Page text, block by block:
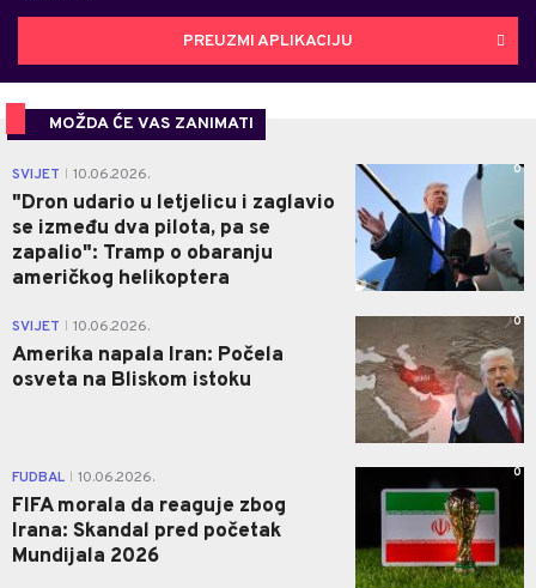
PREUZMI APLIKACIJU
MOŽDA ĆE VAS ZANIMATI
SVIJET 10.06.2026.
"Dron udario u letjelicu i zaglavio
se između dva pilota, pa se
zapalio": Tramp o obaranju
američkog helikoptera
0
SVIJET 10.06.2026.
Amerika napala Iran: Počela
osveta na Bliskom istoku
0
FUDBAL 10.06.2026.
FIFA morala da reaguje zbog
Irana: Skandal pred početak
Mundijala 2026
0